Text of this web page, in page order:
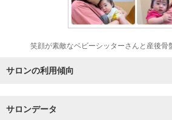
笑顔が素敵なベビーシッターさんと産後
サロンの利用傾向
サロンデータ